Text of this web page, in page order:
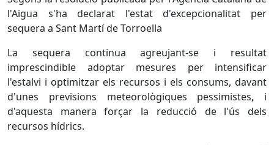
l'Aigua s'ha declarat l'estat d'excepcionalitat per
sequera a Sant Martí de Torroella
La sequera continua agreujant-se i resultat
imprescindible adoptar mesures per intensificar
l'estalvi i optimitzar els recursos i els consums, davant
d'unes previsions meteorològiques pessimistes, i
d'aquesta manera forçar la reducció de l'ús dels
recursos hídrics.